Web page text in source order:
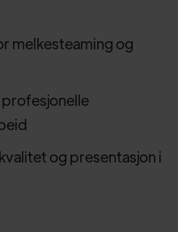
melkesteaming og
og presentasjon i